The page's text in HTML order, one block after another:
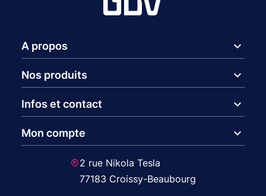
A propos expand_more
Nos produits expand_more
Infos et contact expand_more
Mon compte expand_more
2 rue Nikola Tesla
77183 Croissy-Beaubourg